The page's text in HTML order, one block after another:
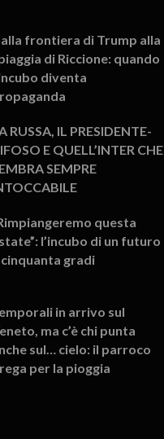
frontiera di Trump alla
di Riccione: quando
diventa
RUSSA, IL PRESIDENTE-
E QUELL’INTER CHE
SEMPRE
questa
l’incubo di un futuro
cinquanta gradi
in arrivo sul
ma c’è chi punta
sul… cielo: il parroco
per la pioggia